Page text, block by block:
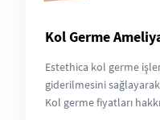
Kol Germe
Estethica kol germe
giderilmesini
Kol germe fiyatları